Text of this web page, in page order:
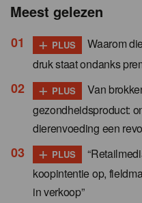
Meest gelezen
+ PLUS
Waarom
druk staat ondanks
+ PLUS
Van
gezondheidsproduct:
dierenvoeding een
+ PLUS
koopintentie op,
in verkoop”